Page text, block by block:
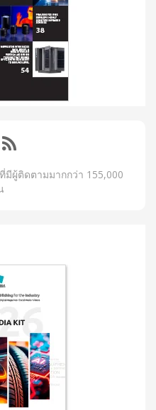
ผู้ติดตามมากกว่า 155,000